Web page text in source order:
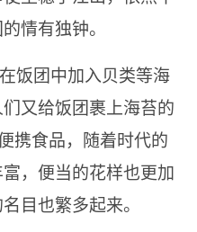
情有独钟。
饭团中加入贝类等海
又给饭团裹上海苔的
携食品，随着时代的
，便当的花样也更加
目也繁多起来。